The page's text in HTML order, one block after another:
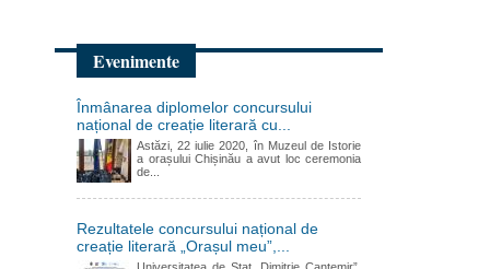
Evenimente
Înmânarea diplomelor concursului
național de creație literară cu...
Astăzi, 22 iulie 2020, în Muzeul de Istorie
a orașului Chișinău a avut loc ceremonia
de...
Rezultatele concursului național de
creație literară „Orașul meu”,...
Universitatea de Stat „Dimitrie Cantemir”,